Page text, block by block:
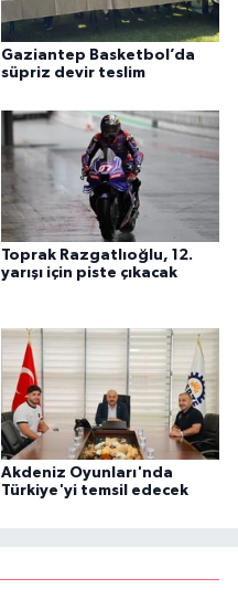
Gaziantep Basketbol’da
süpriz devir teslim
Toprak Razgatlıoğlu, 12.
yarışı için piste çıkacak
Akdeniz Oyunları'nda
Türkiye'yi temsil edecek